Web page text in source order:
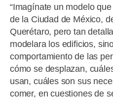
“Imagínate un modelo
de la Ciudad de México,
Querétaro, pero tan
modelara los edificios,
comportamiento de las
cómo se desplazan,
usan, cuáles son sus
comer, en cuestiones de